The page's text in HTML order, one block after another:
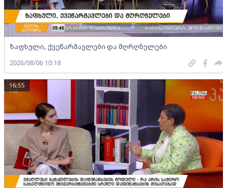
ზაფხული, ქვეწარმავლები და მღრღნელები
2026/08/06 10:18
16:55